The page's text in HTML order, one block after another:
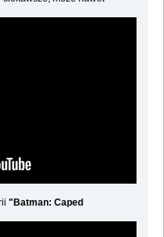
"Batman: Caped